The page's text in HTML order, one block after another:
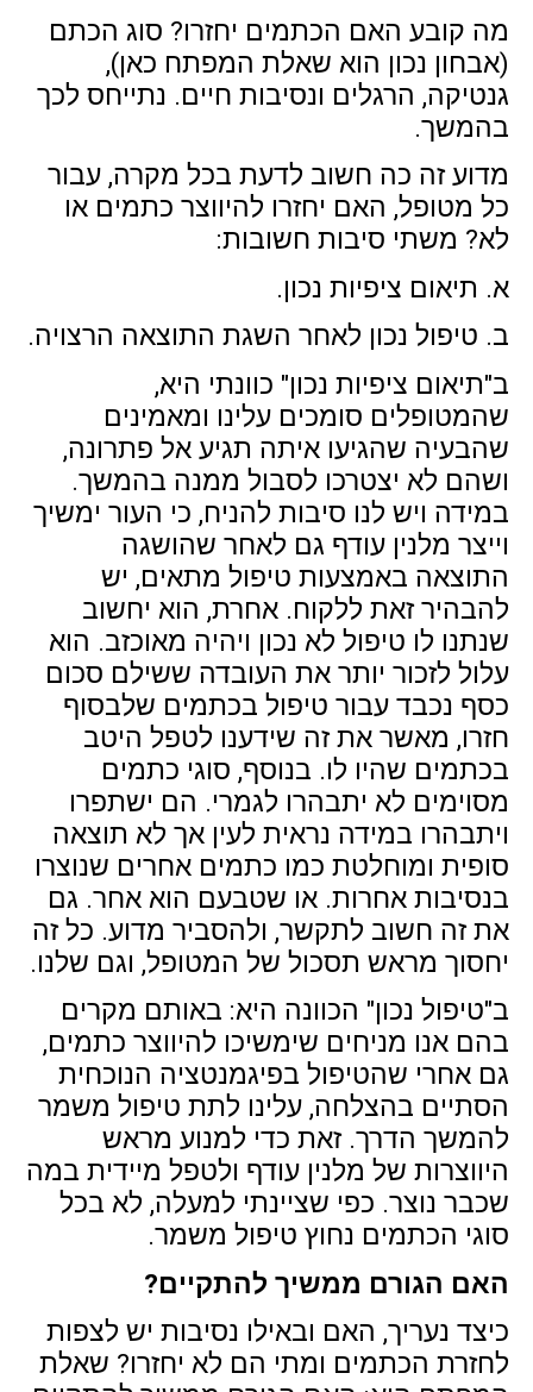
מה קובע האם הכתמים יחזרו? סוג הכתם
(אבחון נכון הוא שאלת המפתח כאן),
גנטיקה, הרגלים ונסיבות חיים. נתייחס לכך
בהמשך.
מדוע זה כה חשוב לדעת בכל מקרה, עבור
כל מטופל, האם יחזרו להיווצר כתמים או
לא? משתי סיבות חשובות:
א. תיאום ציפיות נכון.
ב. טיפול נכון לאחר השגת התוצאה הרצויה.
ב"תיאום ציפיות נכון" כוונתי היא,
שהמטופלים סומכים עלינו ומאמינים
שהבעיה שהגיעו איתה תגיע אל פתרונה,
ושהם לא יצטרכו לסבול ממנה בהמשך.
במידה ויש לנו סיבות להניח, כי העור ימשיך
וייצר מלנין עודף גם לאחר שהושגה
התוצאה באמצעות טיפול מתאים, יש
להבהיר זאת ללקוח. אחרת, הוא יחשוב
שנתנו לו טיפול לא נכון ויהיה מאוכזב. הוא
עלול לזכור יותר את העובדה ששילם סכום
כסף נכבד עבור טיפול בכתמים שלבסוף
חזרו, מאשר את זה שידענו לטפל היטב
בכתמים שהיו לו. בנוסף, סוגי כתמים
מסוימים לא יתבהרו לגמרי. הם ישתפרו
ויתבהרו במידה נראית לעין אך לא תוצאה
סופית ומוחלטת כמו כתמים אחרים שנוצרו
בנסיבות אחרות. או שטבעם הוא אחר. גם
את זה חשוב לתקשר, ולהסביר מדוע. כל זה
יחסוך מראש תסכול של המטופל, וגם שלנו.
ב"טיפול נכון" הכוונה היא: באותם מקרים
בהם אנו מניחים שימשיכו להיווצר כתמים,
גם אחרי שהטיפול בפיגמנטציה הנוכחית
הסתיים בהצלחה, עלינו לתת טיפול משמר
להמשך הדרך. זאת כדי למנוע מראש
היווצרות של מלנין עודף ולטפל מיידית במה
שכבר נוצר. כפי שציינתי למעלה, לא בכל
סוגי הכתמים נחוץ טיפול משמר.
האם הגורם ממשיך להתקיים?
כיצד נעריך, האם ובאילו נסיבות יש לצפות
לחזרת הכתמים ומתי הם לא יחזרו? שאלת